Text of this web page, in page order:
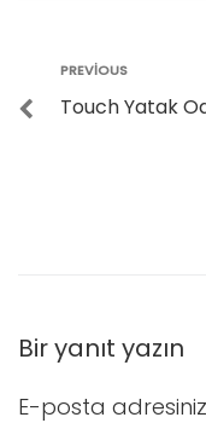
PREVIOUS
Touch Yatak
Bir yanıt yazın
E-posta